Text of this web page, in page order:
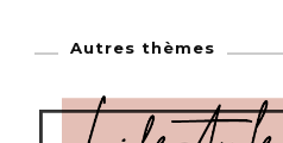
Autres thèmes